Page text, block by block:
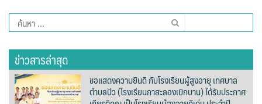
กรีนฮิลล์รีสอร์ท
ชมพูภูคารีสอร์ท
ต้นแหลงโฮมสเตย์
ค้นหา
สำหรับ:
ข่าวสารล่าสุด
ขอแสดงความยินดี กับโรงเรียนผู้สูงอายุ เทศบาล
ตำบลปัว (โรงเรียนกาสะลองเบิกบาน) ได้รับประกาศ